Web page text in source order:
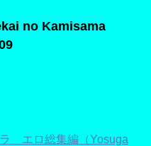
no Kamisama
エロ総集編（Yosuga